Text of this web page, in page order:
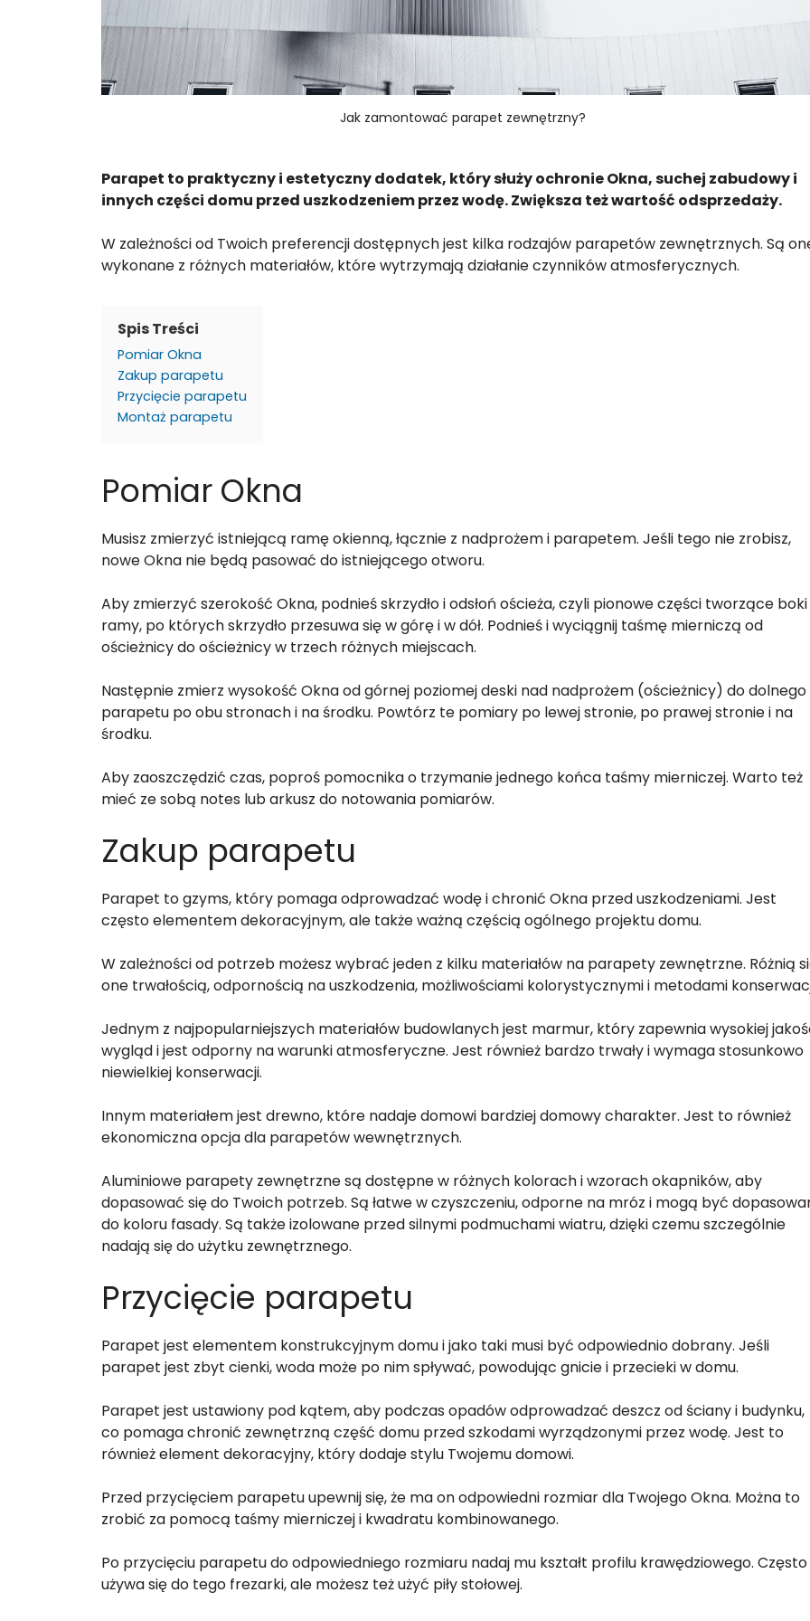
Jak zamontować parapet zewnętrzny?
Parapet to praktyczny i estetyczny dodatek, który służy ochronie Okna, suchej zabudowy i
innych części domu przed uszkodzeniem przez wodę. Zwiększa też wartość odsprzedaży.
W zależności od Twoich preferencji dostępnych jest kilka rodzajów parapetów zewnętrznych. Są
wykonane z różnych materiałów, które wytrzymają działanie czynników atmosferycznych.
Spis Treści
Pomiar Okna
Zakup parapetu
Przycięcie parapetu
Montaż parapetu
Pomiar Okna
Musisz zmierzyć istniejącą ramę okienną, łącznie z nadprożem i parapetem. Jeśli tego nie zrobisz,
nowe Okna nie będą pasować do istniejącego otworu.
Aby zmierzyć szerokość Okna, podnieś skrzydło i odsłoń ościeża, czyli pionowe części tworzące boki
ramy, po których skrzydło przesuwa się w górę i w dół. Podnieś i wyciągnij taśmę mierniczą od
ościeżnicy do ościeżnicy w trzech różnych miejscach.
Następnie zmierz wysokość Okna od górnej poziomej deski nad nadprożem (ościeżnicy) do dolnego
parapetu po obu stronach i na środku. Powtórz te pomiary po lewej stronie, po prawej stronie i na
środku.
Aby zaoszczędzić czas, poproś pomocnika o trzymanie jednego końca taśmy mierniczej. Warto też
mieć ze sobą notes lub arkusz do notowania pomiarów.
Zakup parapetu
Parapet to gzyms, który pomaga odprowadzać wodę i chronić Okna przed uszkodzeniami. Jest
często elementem dekoracyjnym, ale także ważną częścią ogólnego projektu domu.
W zależności od potrzeb możesz wybrać jeden z kilku materiałów na parapety zewnętrzne. Różnią
one trwałością, odpornością na uszkodzenia, możliwościami kolorystycznymi i metodami
Jednym z najpopularniejszych materiałów budowlanych jest marmur, który zapewnia wysokiej
wygląd i jest odporny na warunki atmosferyczne. Jest również bardzo trwały i wymaga stosunkowo
niewielkiej konserwacji.
Innym materiałem jest drewno, które nadaje domowi bardziej domowy charakter. Jest to również
ekonomiczna opcja dla parapetów wewnętrznych.
Aluminiowe parapety zewnętrzne są dostępne w różnych kolorach i wzorach okapników, aby
dopasować się do Twoich potrzeb. Są łatwe w czyszczeniu, odporne na mróz i mogą być
do koloru fasady. Są także izolowane przed silnymi podmuchami wiatru, dzięki czemu szczególnie
nadają się do użytku zewnętrznego.
Przycięcie parapetu
Parapet jest elementem konstrukcyjnym domu i jako taki musi być odpowiednio dobrany. Jeśli
parapet jest zbyt cienki, woda może po nim spływać, powodując gnicie i przecieki w domu.
Parapet jest ustawiony pod kątem, aby podczas opadów odprowadzać deszcz od ściany i budynku,
co pomaga chronić zewnętrzną część domu przed szkodami wyrządzonymi przez wodę. Jest to
również element dekoracyjny, który dodaje stylu Twojemu domowi.
Przed przycięciem parapetu upewnij się, że ma on odpowiedni rozmiar dla Twojego Okna. Można to
zrobić za pomocą taśmy mierniczej i kwadratu kombinowanego.
Po przycięciu parapetu do odpowiedniego rozmiaru nadaj mu kształt profilu krawędziowego. Często
używa się do tego frezarki, ale możesz też użyć piły stołowej.